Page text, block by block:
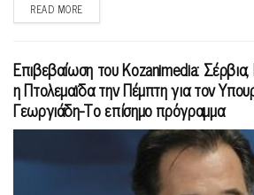
READ MORE
Eπιβεβαίωση του Kozanimedia: Σέρβια,
η Πτολεμαϊδα την Πέμπτη για τον
Γεωργιάδη-Το επίσημο πρόγραμμα